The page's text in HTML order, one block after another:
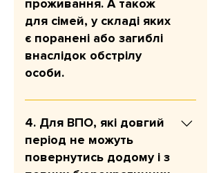
одноразово і розрахована на три
проживання. А також
для сімей, у складі яких
є поранені або загиблі
внаслідок обстрілу
особи.
Мета: швидко покрити
найнагальніші потреби після
удару. Сума допомоги: 12 300
грн на людину. У разі
відповідності критеріям програми
4. Для ВПО, які довгий
період не можуть
повернутись додому і з